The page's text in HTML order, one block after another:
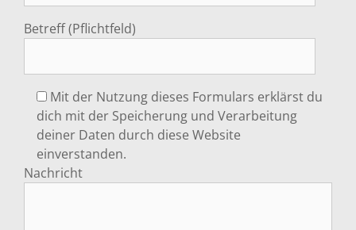
Betreff (Pflichtfeld)
Mit der Nutzung dieses Formulars erklärst du
dich mit der Speicherung und Verarbeitung
deiner Daten durch diese Website
einverstanden.
Nachricht